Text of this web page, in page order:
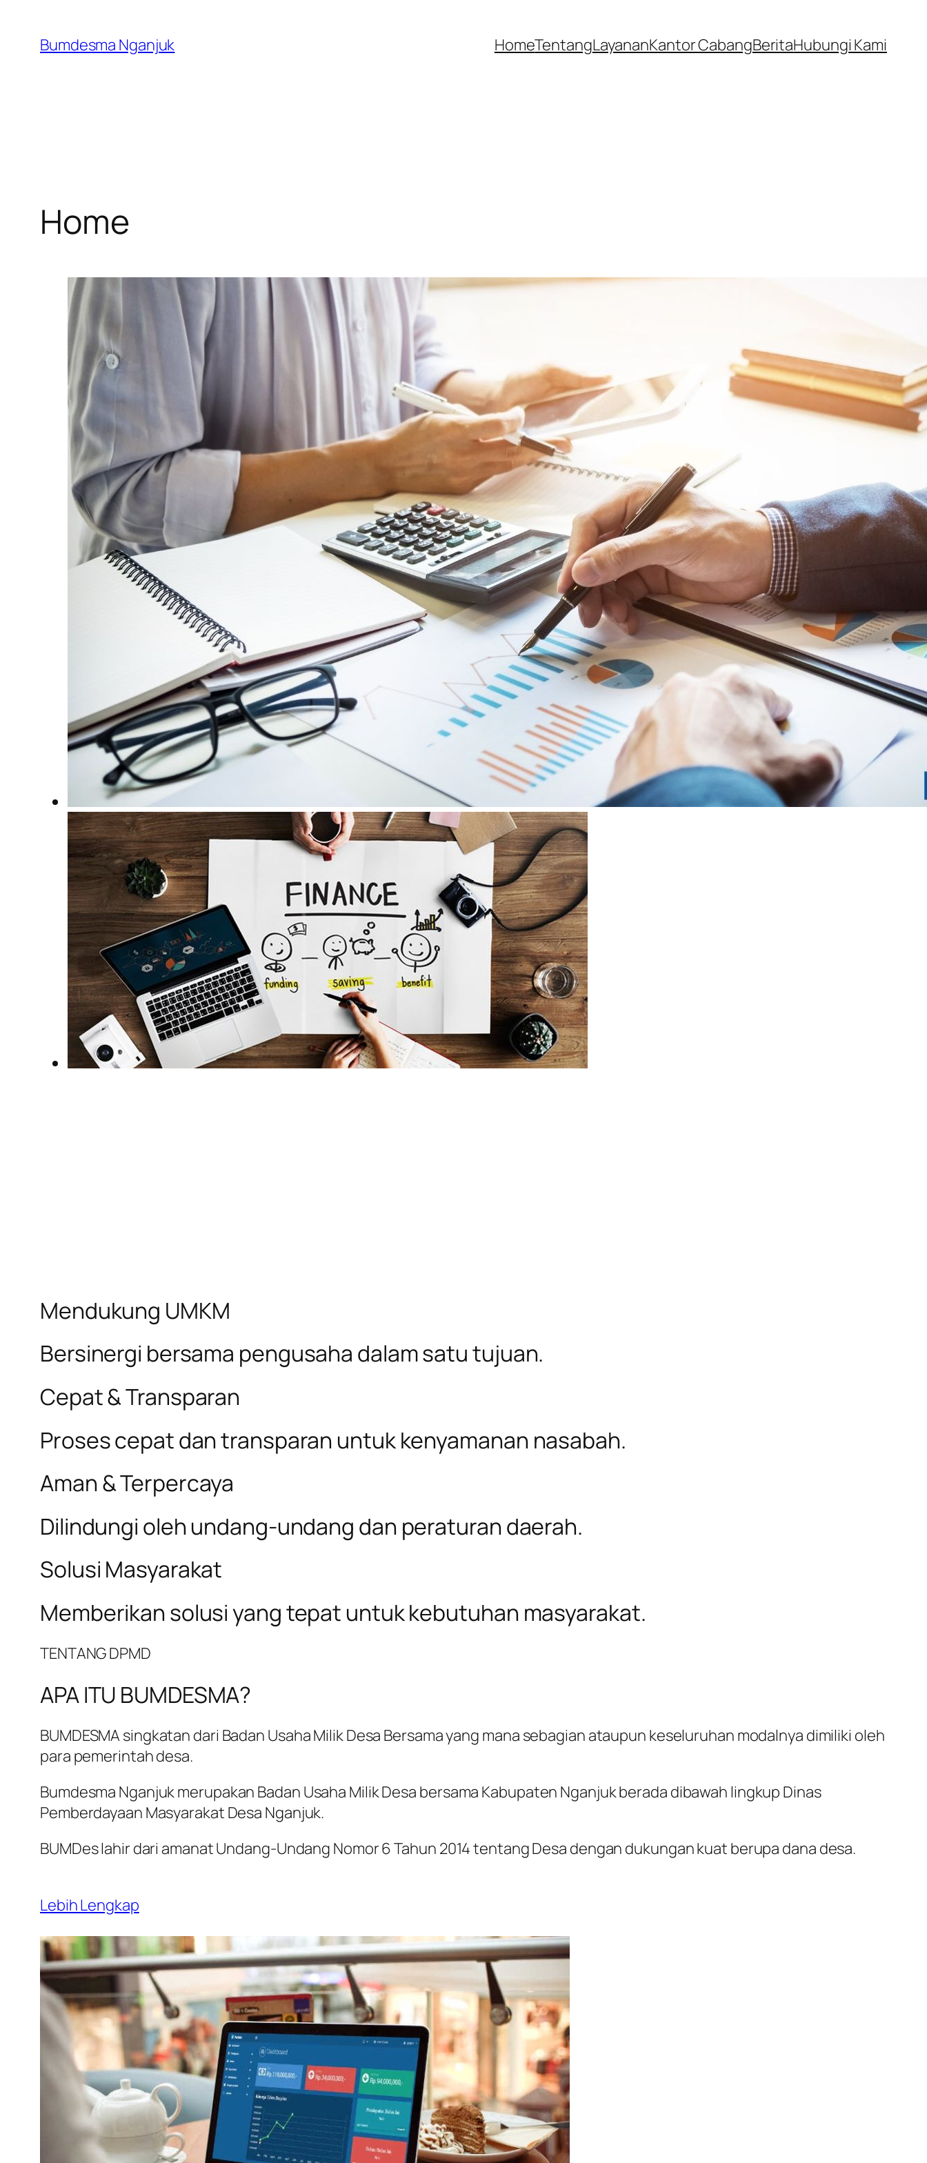
content
Bumdesma Nganjuk HomeTentangLayananKantor CabangBeritaHubungi Kami
Home
Mendukung UMKM
Bersinergi bersama pengusaha dalam satu tujuan.
Cepat & Transparan
Proses cepat dan transparan untuk kenyamanan nasabah.
Aman & Terpercaya
Dilindungi oleh undang-undang dan peraturan daerah.
Solusi Masyarakat
Memberikan solusi yang tepat untuk kebutuhan masyarakat.
TENTANG DPMD
APA ITU BUMDESMA?
BUMDESMA singkatan dari Badan Usaha Milik Desa Bersama yang mana sebagian ataupun keseluruhan modalnya dimiliki oleh
para pemerintah desa.
Bumdesma Nganjuk merupakan Badan Usaha Milik Desa bersama Kabupaten Nganjuk berada dibawah lingkup Dinas
Pemberdayaan Masyarakat Desa Nganjuk.
BUMDes lahir dari amanat Undang-Undang Nomor 6 Tahun 2014 tentang Desa dengan dukungan kuat berupa dana desa.
Lebih Lengkap